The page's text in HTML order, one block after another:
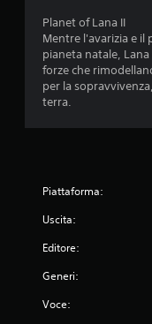
Planet of Lana II
Mentre l'avarizia e
pianeta natale,
forze che
per la
terra.
Piattaforma:
Uscita:
Editore:
Generi:
Voce: